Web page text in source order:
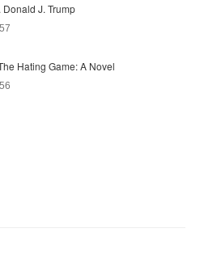
Donald J. Trump
Hating Game: A Novel